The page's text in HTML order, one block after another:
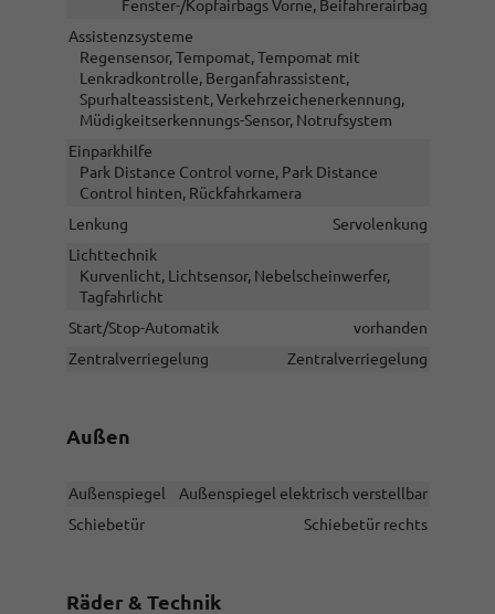
Fenster-/Kopfairbags Vorne, Beifahrerairbag
Assistenzsysteme
Regensensor, Tempomat, Tempomat mit
Lenkradkontrolle, Berganfahrassistent,
Spurhalteassistent, Verkehrzeichenerkennung,
Müdigkeitserkennungs-Sensor, Notrufsystem
Einparkhilfe
Park Distance Control vorne, Park Distance
Control hinten, Rückfahrkamera
Lenkung
Servolenkung
Lichttechnik
Kurvenlicht, Lichtsensor, Nebelscheinwerfer,
Tagfahrlicht
Start/Stop-Automatik
vorhanden
Zentralverriegelung
Zentralverriegelung
Außen
Außenspiegel
Außenspiegel elektrisch verstellbar
Schiebetür
Schiebetür rechts
Räder & Technik